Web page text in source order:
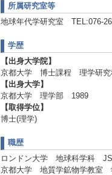
所属研究室等
地球年代学研究室 TEL:076-
学歴
【出身大学院】
京都大学 博士課程 理学研
【出身大学】
京都大学 理学部 1989
【取得学位】
博士(理学)
職歴
ロンドン大学 地球科学科
京都大学 地質学鉱物学教室